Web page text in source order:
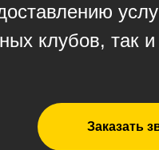
клубов, так
Заказать